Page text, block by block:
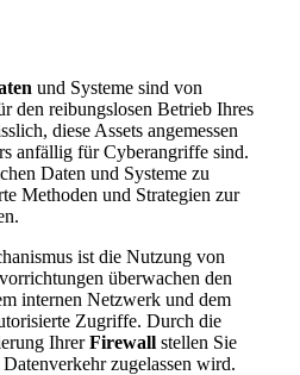
und Systeme sind von
den reibungslosen Betrieb Ihres
diese Assets angemessen
anfällig für Cyberangriffe sind.
Daten und Systeme zu
Methoden und Strategien zur
ist die Nutzung von
überwachen den
internen Netzwerk und dem
Zugriffe. Durch die
IhrerFirewall stellen Sie
zugelassen wird.